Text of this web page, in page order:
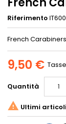
Riferimento
French Carabiners
9,50 €
Quantità
 Ultimi